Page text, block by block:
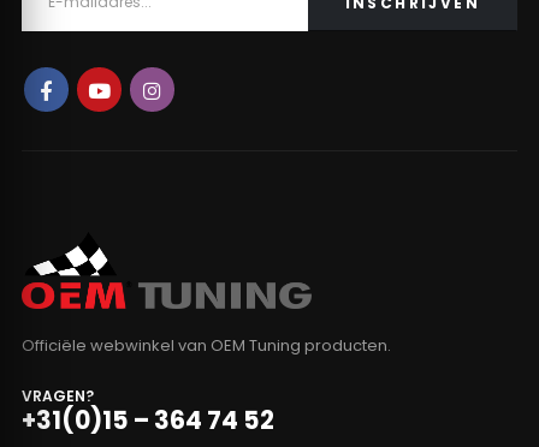
Officiële webwinkel van OEM Tuning producten.
VRAGEN?
+31(0)15 – 364 74 52